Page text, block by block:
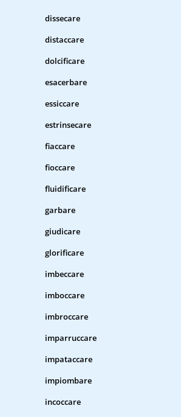
dissecare
distaccare
dolcificare
esacerbare
essiccare
estrinsecare
fiaccare
fioccare
fluidificare
garbare
giudicare
glorificare
imbeccare
imboccare
imbroccare
imparruccare
impataccare
impiombare
incoccare